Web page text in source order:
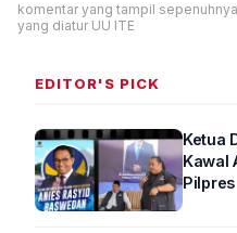
komentar yang tampil
yang diatur UU ITE
EDITOR'S PICK
Ketua
Kawal
Pilpres